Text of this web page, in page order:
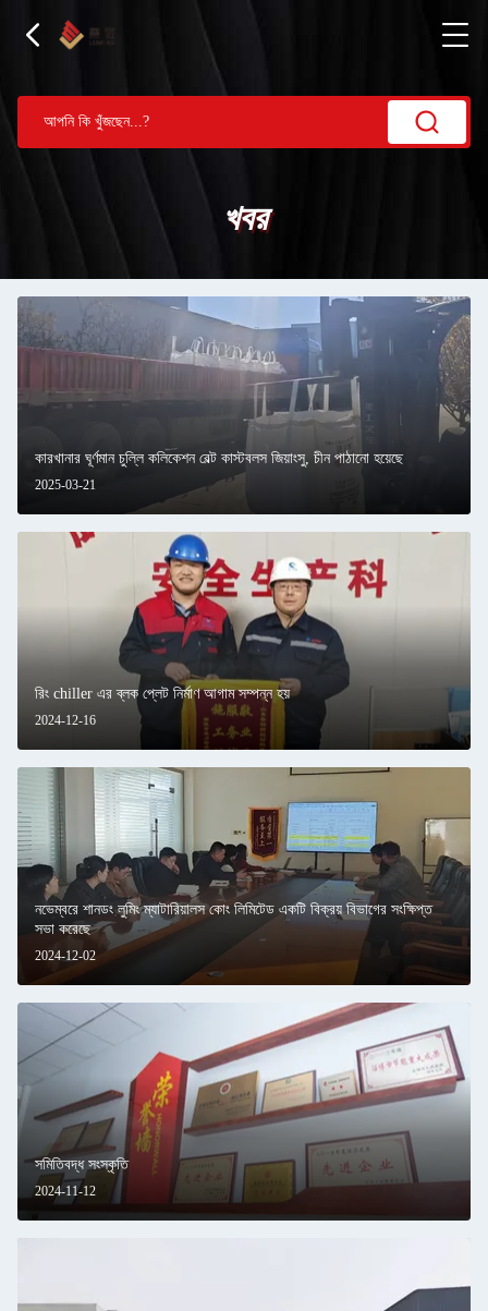
খবর
2025-03-21
কারখানার ঘূর্ণমান চুল্লি কলিকেশন বেল্ট কাস্টবলস জিয়াংসু, চীন পাঠানো হয়েছে
2024-12-16
রিং chiller এর ব্লক প্লেট নির্মাণ আগাম সম্পন্ন হয়
2024-12-02
নভেম্বরে শানডং লুমিং ম্যাটারিয়ালস কোং লিমিটেড একটি বিক্রয় বিভাগের সংক্ষিপ্ত
সভা করেছে
2024-11-12
সমিতিবদ্ধ সংস্কৃতি